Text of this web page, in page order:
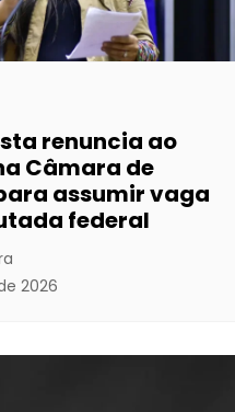
renuncia ao
Câmara de
assumir vaga
federal
2026